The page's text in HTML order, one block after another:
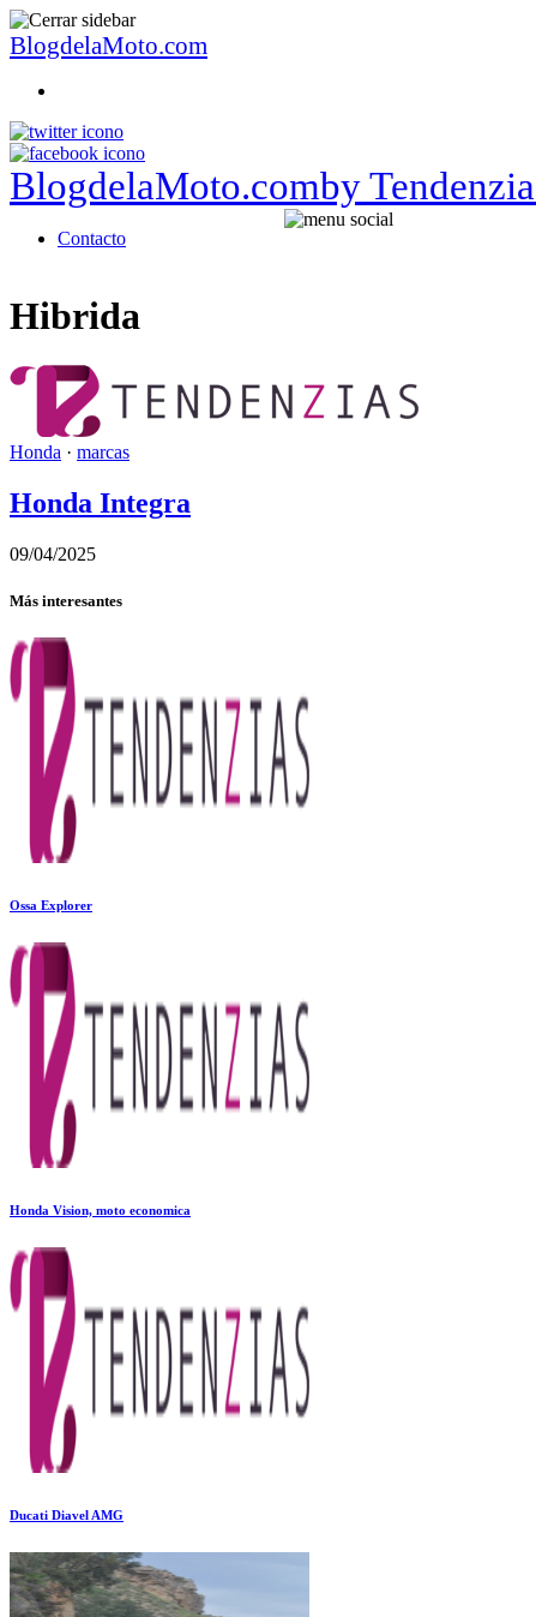
BlogdelaMoto.com
BlogdelaMoto.comby
Contacto
Hibrida
Honda · marcas
Honda Integra
09/04/2025
Más interesantes
Ossa Explorer
Honda Vision, moto economica
Ducati Diavel AMG